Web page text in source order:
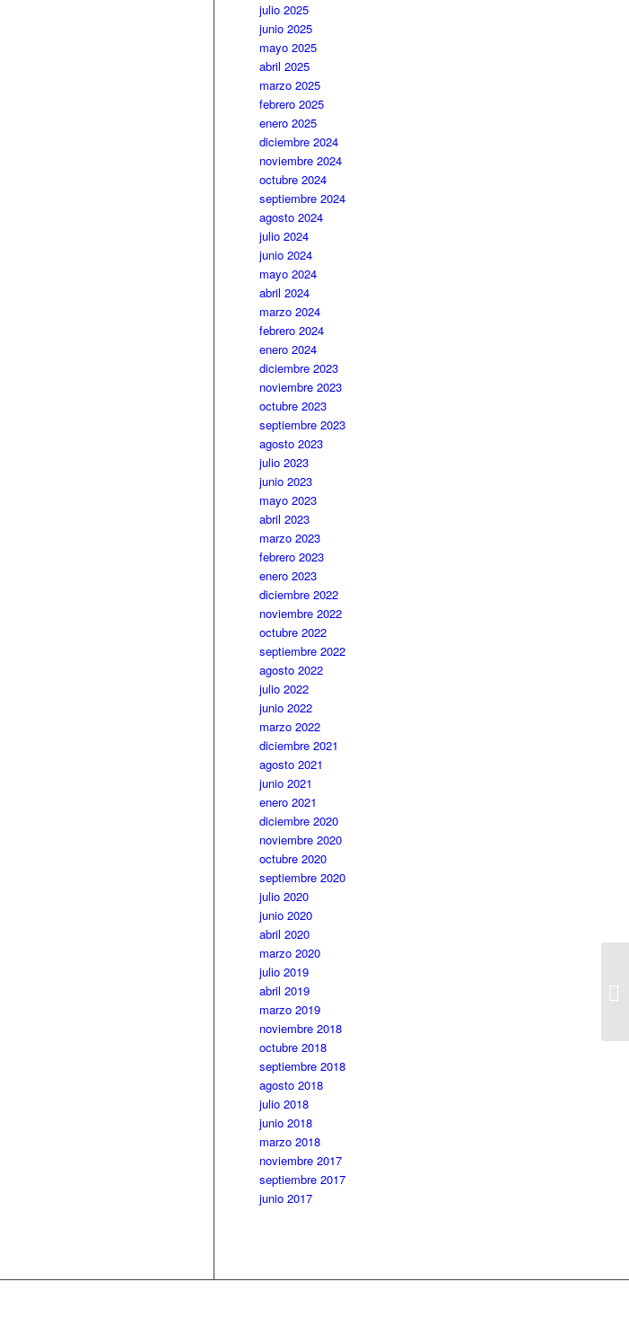
julio 2025
junio 2025
mayo 2025
abril 2025
marzo 2025
febrero 2025
enero 2025
diciembre 2024
noviembre 2024
octubre 2024
septiembre 2024
agosto 2024
julio 2024
junio 2024
mayo 2024
abril 2024
marzo 2024
febrero 2024
enero 2024
diciembre 2023
noviembre 2023
octubre 2023
septiembre 2023
agosto 2023
julio 2023
junio 2023
mayo 2023
abril 2023
marzo 2023
febrero 2023
enero 2023
diciembre 2022
noviembre 2022
octubre 2022
septiembre 2022
agosto 2022
julio 2022
junio 2022
marzo 2022
diciembre 2021
agosto 2021
junio 2021
enero 2021
diciembre 2020
noviembre 2020
octubre 2020
septiembre 2020
julio 2020
junio 2020
abril 2020
marzo 2020
julio 2019
abril 2019
marzo 2019
noviembre 2018
octubre 2018
septiembre 2018
agosto 2018
julio 2018
junio 2018
marzo 2018
noviembre 2017
septiembre 2017
junio 2017